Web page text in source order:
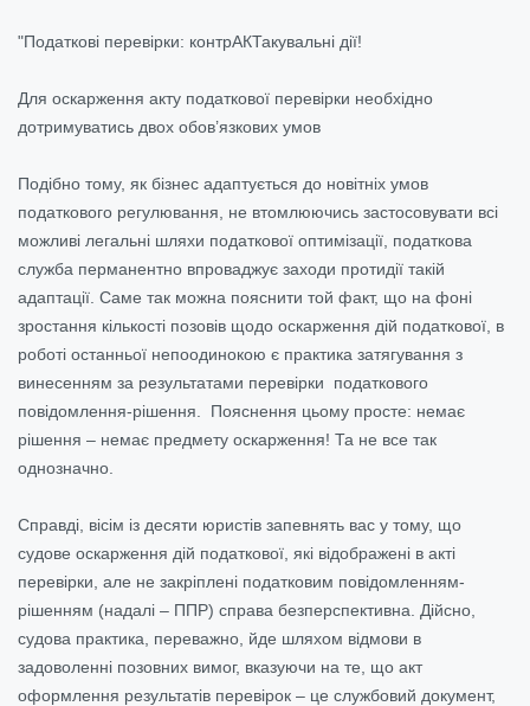
"Податкові перевірки: контрАКТакувальні дії!
Для оскарження акту податкової перевірки необхідно
дотримуватись двох обов’язкових умов
Подібно тому, як бізнес адаптується до новітніх умов
податкового регулювання, не втомлюючись застосовувати всі
можливі легальні шляхи податкової оптимізації, податкова
служба перманентно впроваджує заходи протидії такій
адаптації. Саме так можна пояснити той факт, що на фоні
зростання кількості позовів щодо оскарження дій податкової, в
роботі останньої непоодинокою є практика затягування з
винесенням за результатами перевірки податкового
повідомлення-рішення. Пояснення цьому просте: немає
рішення – немає предмету оскарження! Та не все так
однозначно.
Справді, вісім із десяти юристів запевнять вас у тому, що
судове оскарження дій податкової, які відображені в акті
перевірки, але не закріплені податковим повідомленням-
рішенням (надалі – ППР) справа безперспективна. Дійсно,
судова практика, переважно, йде шляхом відмови в
задоволенні позовних вимог, вказуючи на те, що акт
оформлення результатів перевірок – це службовий документ,